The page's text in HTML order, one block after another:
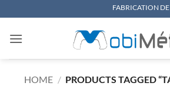
to
content
FABRICATION DE
HOME / PRODUCTS TAGGED